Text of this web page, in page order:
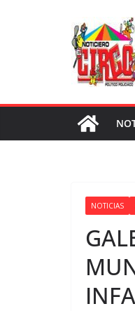
NOTICIAS